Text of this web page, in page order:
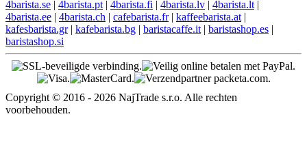
4barista.se | 4barista.pt | 4barista.fi | 4barista.lv | 4barista.lt |
4barista.ee | 4barista.ch | cafebarista.fr| kaffeebarista.at |
kafesbarista.gr| kafebarista.bg | baristacaffe.it | baristashop.es |
baristashop.si
Copyright © 2016 - 2026 NajTrade s.r.o. Alle rechten
voorbehouden.